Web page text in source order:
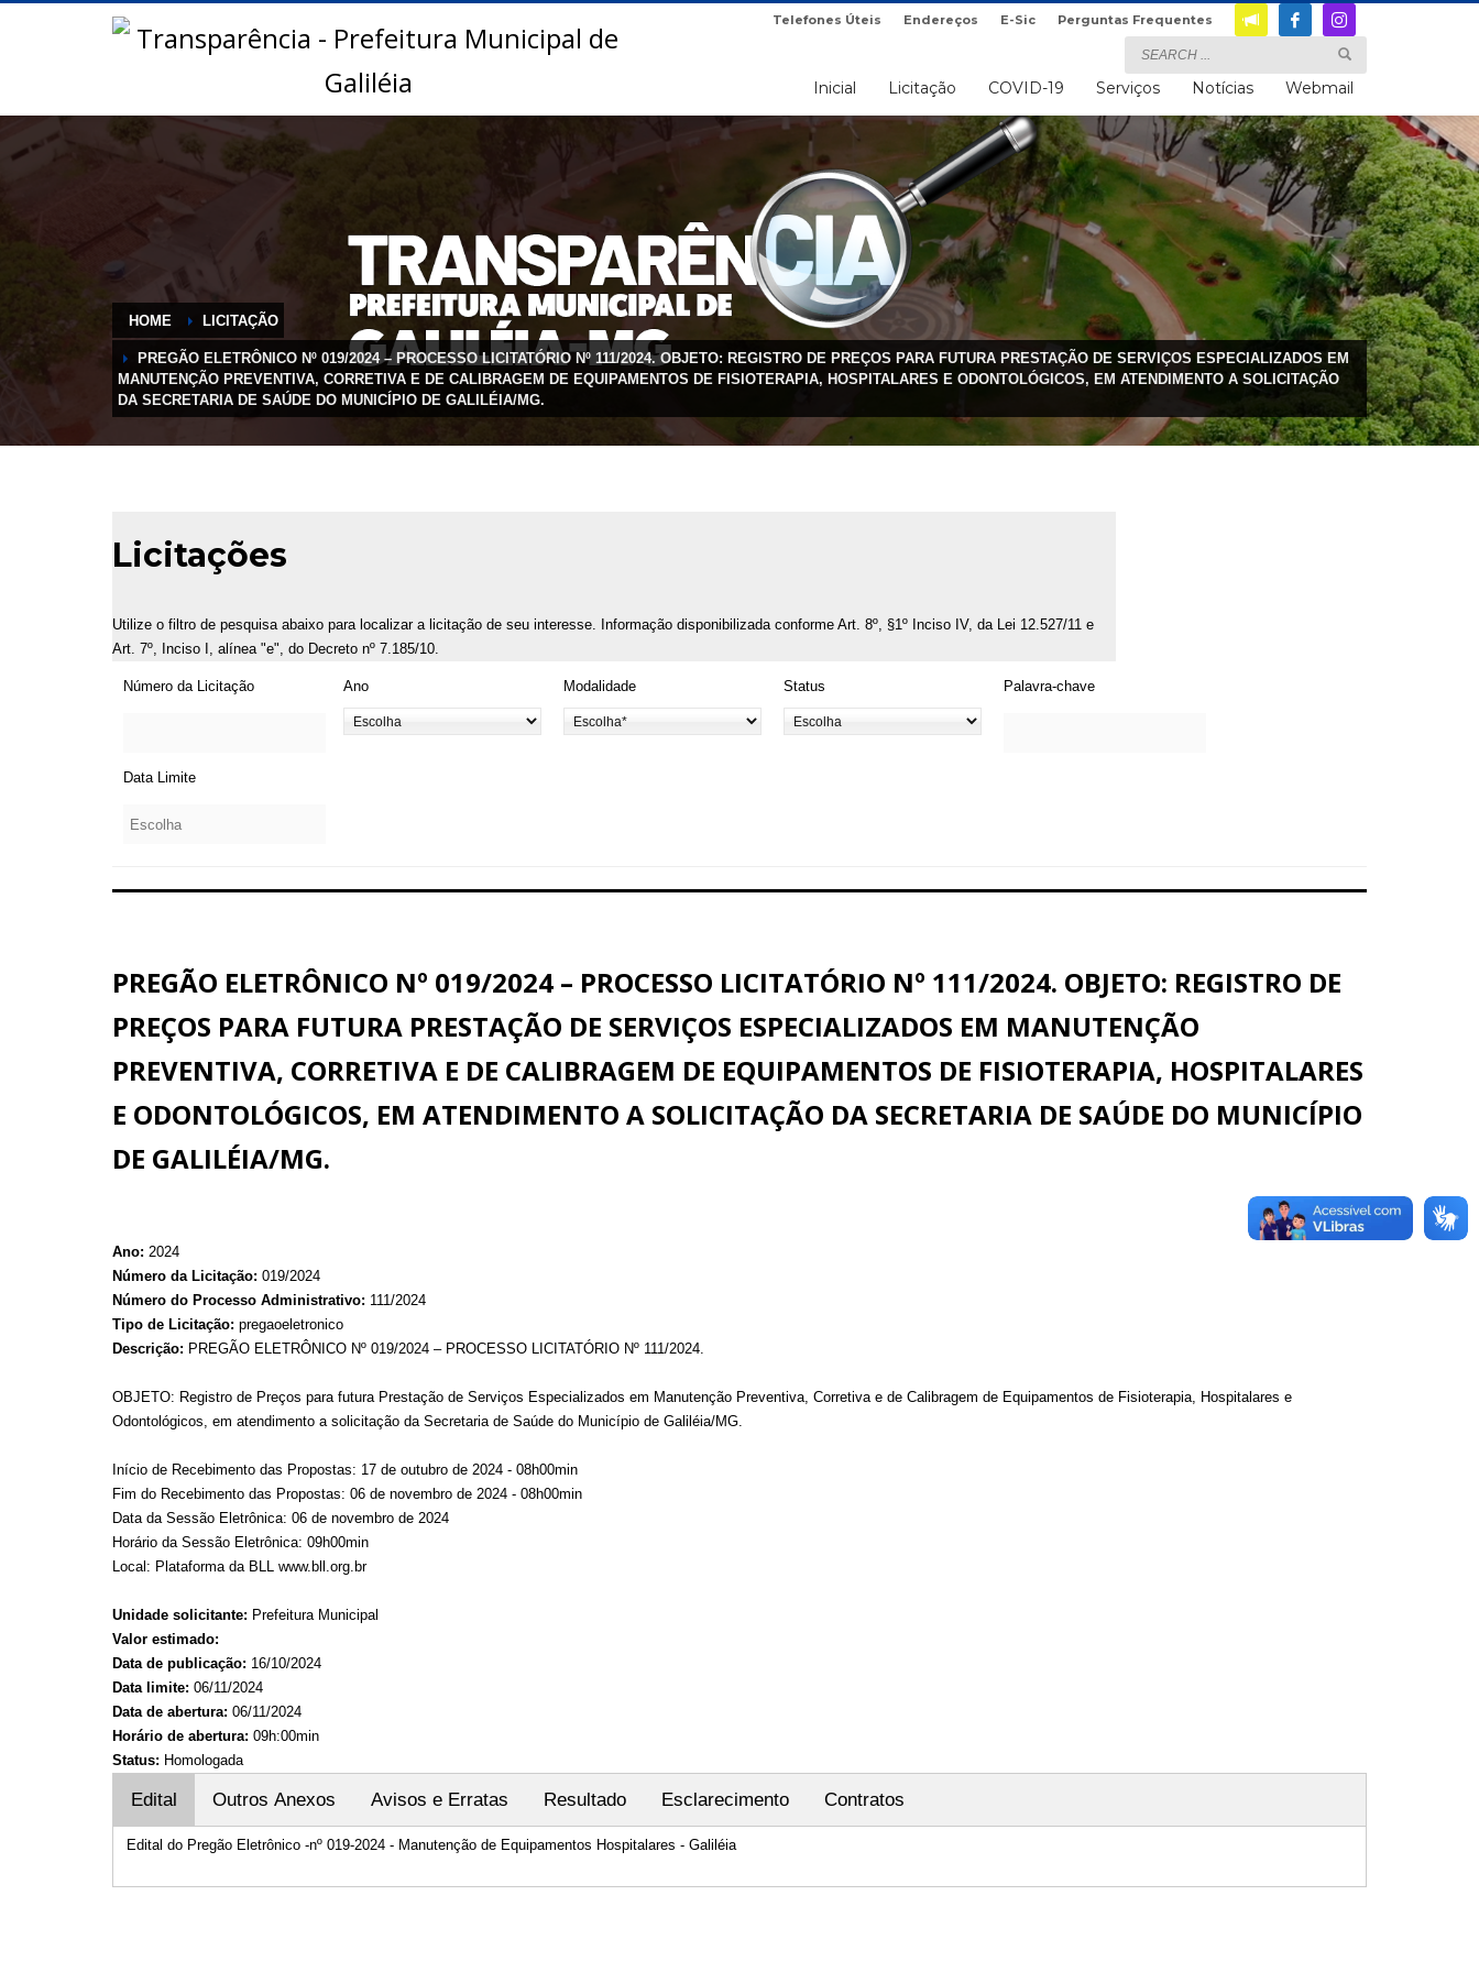
Telefones Úteis Endereços E-Sic Perguntas Frequentes
Inicial Licitação COVID-19 Serviços Notícias Webmail
HOME LICITAÇÃO
PREGÃO ELETRÔNICO Nº 019/2024 – PROCESSO LICITATÓRIO Nº 111/2024. OBJETO: REGISTRO DE PREÇOS PARA FUTURA PRESTAÇÃO DE SERVIÇOS ESPECIALIZADOS EM
MANUTENÇÃO PREVENTIVA, CORRETIVA E DE CALIBRAGEM DE EQUIPAMENTOS DE FISIOTERAPIA, HOSPITALARES E ODONTOLÓGICOS, EM ATENDIMENTO A SOLICITAÇÃO
DA SECRETARIA DE SAÚDE DO MUNICÍPIO DE GALILÉIA/MG.
Licitações
Utilize o filtro de pesquisa abaixo para localizar a licitação de seu interesse. Informação disponibilizada conforme Art. 8º, §1º Inciso IV, da Lei 12.527/11 e
Art. 7º, Inciso I, alínea "e", do Decreto nº 7.185/10.
Número da Licitação Ano Modalidade Status Palavra-chave
Data Limite
PREGÃO ELETRÔNICO Nº 019/2024 – PROCESSO LICITATÓRIO Nº 111/2024. OBJETO: REGISTRO DE
PREÇOS PARA FUTURA PRESTAÇÃO DE SERVIÇOS ESPECIALIZADOS EM MANUTENÇÃO
PREVENTIVA, CORRETIVA E DE CALIBRAGEM DE EQUIPAMENTOS DE FISIOTERAPIA, HOSPITALARES
E ODONTOLÓGICOS, EM ATENDIMENTO A SOLICITAÇÃO DA SECRETARIA DE SAÚDE DO MUNICÍPIO
DE GALILÉIA/MG.
Ano: 2024
Número da Licitação: 019/2024
Número do Processo Administrativo: 111/2024
Tipo de Licitação: pregaoeletronico
Descrição: PREGÃO ELETRÔNICO Nº 019/2024 – PROCESSO LICITATÓRIO Nº 111/2024.
OBJETO: Registro de Preços para futura Prestação de Serviços Especializados em Manutenção Preventiva, Corretiva e de Calibragem de Equipamentos de Fisioterapia, Hospitalares e
Odontológicos, em atendimento a solicitação da Secretaria de Saúde do Município de Galiléia/MG.
Início de Recebimento das Propostas: 17 de outubro de 2024 - 08h00min
Fim do Recebimento das Propostas: 06 de novembro de 2024 - 08h00min
Data da Sessão Eletrônica: 06 de novembro de 2024
Horário da Sessão Eletrônica: 09h00min
Local: Plataforma da BLL www.bll.org.br
Unidade solicitante: Prefeitura Municipal
Valor estimado:
Data de publicação: 16/10/2024
Data limite: 06/11/2024
Data de abertura: 06/11/2024
Horário de abertura: 09h:00min
Status: Homologada
Edital Outros Anexos Avisos e Erratas Resultado Esclarecimento Contratos
Edital do Pregão Eletrônico -nº 019-2024 - Manutenção de Equipamentos Hospitalares - Galiléia